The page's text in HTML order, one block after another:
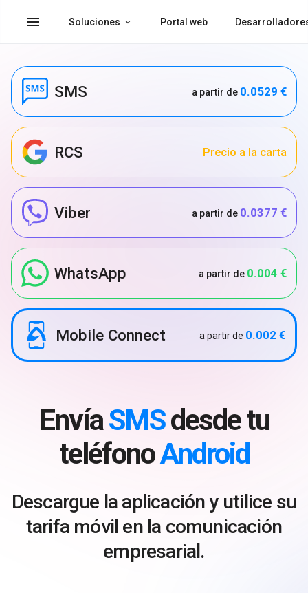
menu Soluciones Portal web
SMS a partir de 0.0529 €
RCS Precio a la carta
Viber a partir de 0.0377 €
WhatsApp a partir de 0.004 €
Mobile Connect a partir de 0.002 €
EnvíaSMSdesde tu
teléfonoAndroid
Descargue la aplicación y utilice su
tarifa móvil en la comunicación
empresarial.